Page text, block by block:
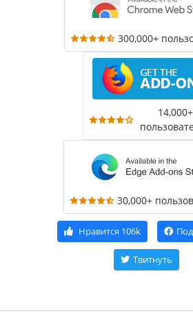
300,000+
14,000+
30,000+
Нравится 106k
Твитнуть